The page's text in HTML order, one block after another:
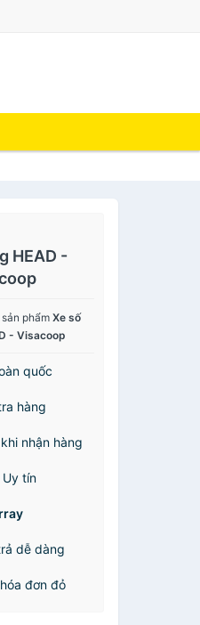
HEAD -
sản phẩmXe số
- Visacoop
quốc
hàng
nhận hàng
tín
dễ dàng
đơn đỏ